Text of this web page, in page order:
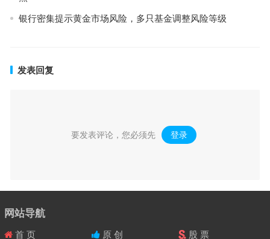
银行密集提示黄金市场风险，多只基金调整风险等级
发表回复
要发表评论，您必须先 登录 。
网站导航
首 页 原 创
股 票